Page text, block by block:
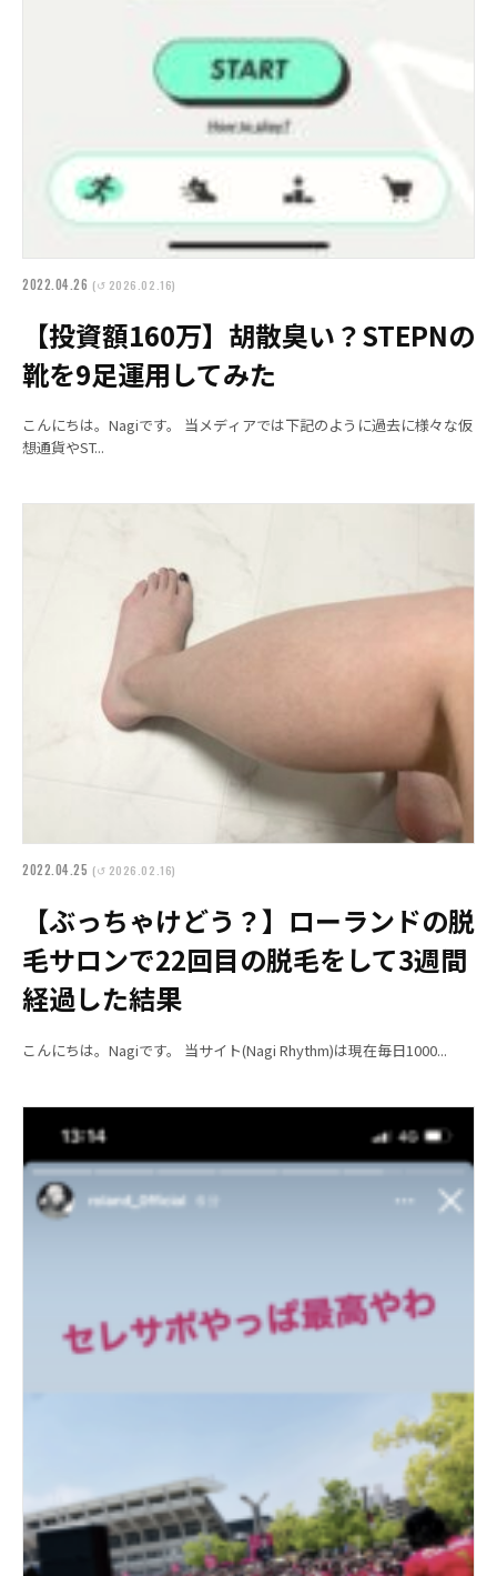
2022.04.26 (↺ 2026.02.16)
【投資額160万】胡散臭い？STEPNの
靴を9足運用してみた
こんにちは。Nagiです。 当メディアでは下記のように過去に様々な仮
想通貨やST...
2022.04.25 (↺ 2026.02.16)
【ぶっちゃけどう？】ローランドの脱
毛サロンで22回目の脱毛をして3週間
経過した結果
こんにちは。Nagiです。 当サイト(Nagi Rhythm)は現在毎日1000...